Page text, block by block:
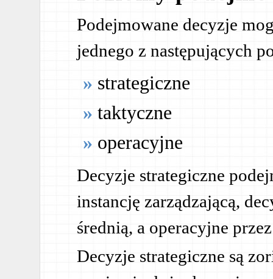
Podejmowane decyzje
jednego z następujących
strategiczne
taktyczne
operacyjne
Decyzje strategiczne
instancję zarządzającą,
średnią, a operacyjne
Decyzje strategiczne są